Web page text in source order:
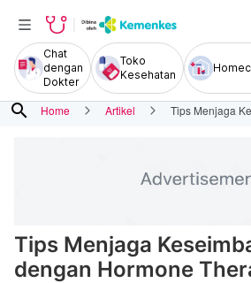
Chat
dengan
Dokter
Toko
Kesehatan
search Home Artikel Tips Menjaga
Tips Menjaga
dengan Hormone